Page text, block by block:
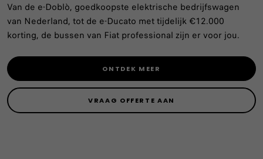
Van de e-Doblò, goedkoopste elektrische bedrijfswagen
van Nederland, tot de e-Ducato met tijdelijk €12.000
korting, de bussen van Fiat professional zijn er voor jou.
ONTDEK MEER
VRAAG OFFERTE AAN